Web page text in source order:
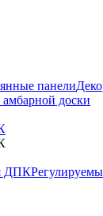
панели
доски
ДПК